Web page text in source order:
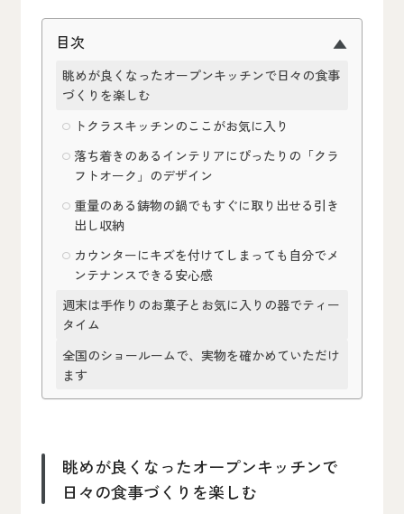
目次
眺めが良くなったオープンキッチンで日々の食事
づくりを楽しむ
トクラスキッチンのここがお気に入り
落ち着きのあるインテリアにぴったりの「クラ
フトオーク」のデザイン
重量のある鋳物の鍋でもすぐに取り出せる引き
出し収納
カウンターにキズを付けてしまっても自分でメ
ンテナンスできる安心感
週末は手作りのお菓子とお気に入りの器でティー
タイム
全国のショールームで、実物を確かめていただけ
ます
眺めが良くなったオープンキッチンで
日々の食事づくりを楽しむ